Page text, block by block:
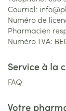
Courriel: info@
Numéro de
Pharmacien
Numéro TVA:
Service à la
FAQ
Votre